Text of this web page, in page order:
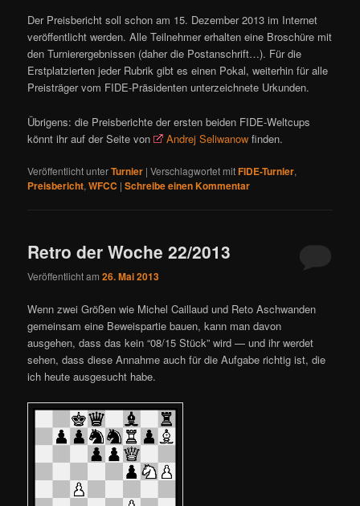
Der Preisbericht soll schon am 15. Dezember 2013 im Internet
veröffentlicht werden. Alle Teilnehmer erhalten eine Broschüre mit
den Turnierergebnissen (daher die Postanschrift…). Für die
Erstplatzierten jeder Rubrik gibt es einen Pokal, weiterhin für alle
Preisträger vom FIDE-Präsidenten unterzeichnete Urkunden.
Übrigens: die Preisberichte der ersten beiden FIDE-Weltcups
könnt ihr auf der Seite von
Andrej Seliwanow finden.
Veröffentlicht unterTurnier |Verschlagwortet mitFIDE-Turnier,
Preisbericht,WFCC |Schreibe einen Kommentar
Retro der Woche 22/2013
Veröffentlicht am26. Mai 2013
Wenn zwei Größen wie Michel Caillaud und Reto Aschwanden
gemeinsam eine Beweispartie bauen, kann man davon
ausgehen, dass das kein “08/15 Stück” wird — und ihr werdet
sehen, dass diese Annahme auch für die Aufgabe richtig ist, die
ich heute ausgesucht habe.